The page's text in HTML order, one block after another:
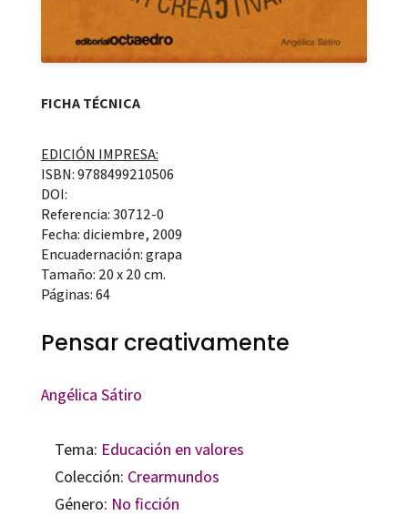
FICHA TÉCNICA
EDICIÓN IMPRESA:
ISBN: 9788499210506
DOI:
Referencia: 30712-0
Fecha: diciembre, 2009
Encuadernación: grapa
Tamaño: 20 x 20 cm.
Páginas: 64
Pensar creativamente
Angélica Sátiro
Tema: Educación en valores
Colección: Crearmundos
Género: No ficción